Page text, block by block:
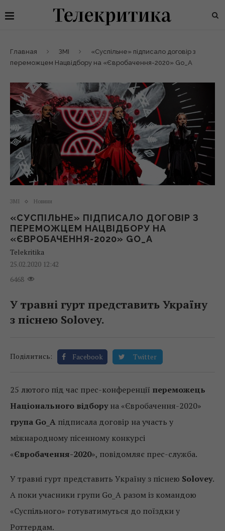
Главная ЗМІ
«Суспільне» підписало договір з
переможцем Нацвідбору на «Євробачення-2020» Go_A
ЗМІ Новини
«СУСПІЛЬНЕ» ПІДПИСАЛО ДОГОВІР З
ПЕРЕМОЖЦЕМ НАЦВІДБОРУ НА
«ЄВРОБАЧЕННЯ-2020» GO_A
Telekritika
25.02.2020 12:42
6468
У травні гурт представить Україну
з піснею Solovey.
Поділитись: Facebook Twitter
25 лютого під час прес-конференції переможець
Національного відборуна «Євробачення-2020»
група Go_A підписала договір на участь у
міжнародному пісенному конкурсі
«Євробачення-2020», повідомляє прес-служба.
У травні гурт представить Україну з піснею Solovey.
А поки учасники групи Go_A разом із командою
«Суспільного» готуватимуться до поїздки у
Роттердам.